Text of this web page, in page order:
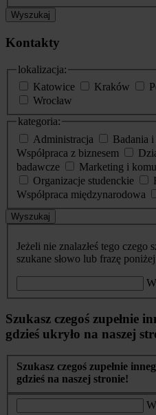
Wyszukaj
Kontakty
lokalizacja:
Katowice
Kraków
Wrocław
kategoria:
Administracja
Badania
Współpraca z biznesem
badawcze
Marketing i
Organizacje studenckie
Współpraca międzynarodowa
Wyszukaj
Jeżeli nie znalazłeś tego czego
szukane słowo lub frazę poniżej
Szukasz czegoś zupełnie
gdzieś ukryło na naszej
Szukasz czegoś zupełnie
gdzieś na naszej stronie!